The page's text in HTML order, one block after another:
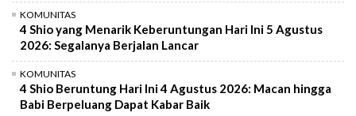
KOMUNITAS
4 Shio yang Menarik Keberuntungan Hari Ini 5 Agustus
2026: Segalanya Berjalan Lancar
KOMUNITAS
4 Shio Beruntung Hari Ini 4 Agustus 2026: Macan hingga
Babi Berpeluang Dapat Kabar Baik